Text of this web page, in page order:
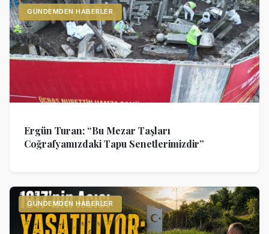
GÜNDEMDEN HABERLER
Ergün Turan: “Bu Mezar Taşları
Coğrafyamızdaki Tapu Senetlerimizdir”
GÜNDEMDEN HABERLER